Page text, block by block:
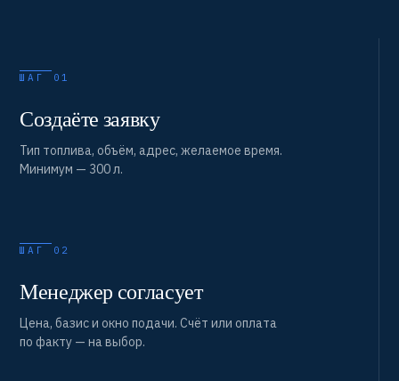
ШАГ 01
Создаёте заявку
Тип топлива, объём, адрес, желаемое время.
Минимум — 300 л.
ШАГ 02
Менеджер согласует
Цена, базис и окно подачи. Счёт или оплата
по факту — на выбор.